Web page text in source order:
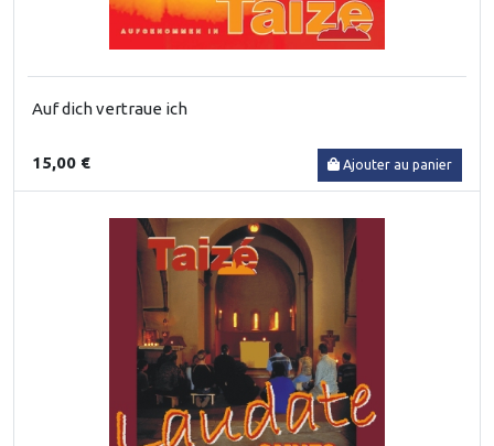
Auf dich vertraue ich
15,00 € Ajouter au panier